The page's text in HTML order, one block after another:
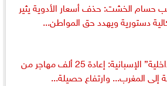
حسام الخشت: حذف أسعار الأدوية يثير
دستورية ويهدد حق المواطن...
”الداخلية” الإسبانية: إعادة 25 ألف مهاجر من
إلى المغرب... وارتفاع حصيلة...